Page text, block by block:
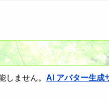
しません。AI アバター生成